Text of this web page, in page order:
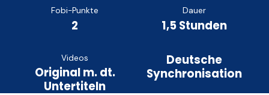
Fobi-Punkte
2
Dauer
1,5 Stunden
Videos
Original m. dt.
Untertiteln
Deutsche
Synchronisation